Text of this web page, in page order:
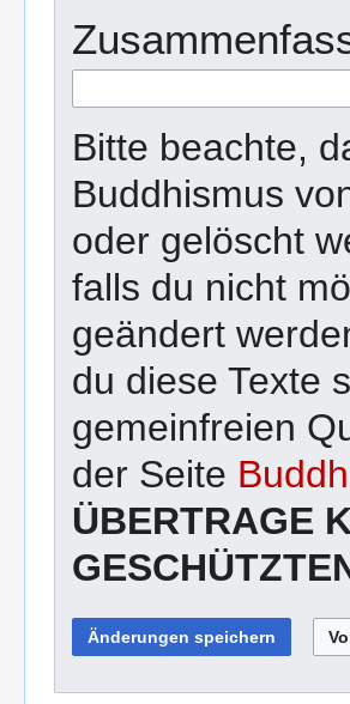
Bitte beachte,
Buddhismus
oder gelöscht
falls du nicht
geändert
du diese Texte
gemeinfreien
der Seite
ÜBERTRAGE